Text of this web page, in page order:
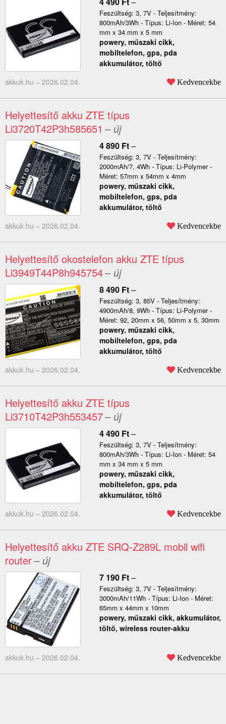
Feszültség: 3, 7V - Teljesítmény:
800mAh/3Wh - Típus: Li-Ion - Méret: 54
mm x 34 mm x 5 mm
powery, műszaki cikk,
mobiltelefon, gps, pda
akkumulátor, töltő
akkuk.hu – 2026.02.04. Kedvencekbe
Helyettesítő akku ZTE típus
Li3720T42P3h585651 – új
4 890 Ft–
Feszültség: 3, 7V - Teljesítmény:
2000mAh/7, 4Wh - Típus: Li-Polymer -
Méret: 57mm x 54mm x 4mm
powery, műszaki cikk,
mobiltelefon, gps, pda
akkumulátor, töltő
akkuk.hu – 2026.02.04. Kedvencekbe
Helyettesítő okostelefon akku ZTE típus
Li3949T44P8h945754– új
8 490 Ft–
Feszültség: 3, 85V - Teljesítmény:
4900mAh/8, 9Wh - Típus: Li-Polymer -
Méret: 92, 20mm x 56, 50mm x 5, 30mm
powery, műszaki cikk,
mobiltelefon, gps, pda
akkumulátor, töltő
akkuk.hu – 2026.02.04. Kedvencekbe
Helyettesítő akku ZTE típus
Li3710T42P3h553457– új
4 490 Ft–
Feszültség: 3, 7V - Teljesítmény:
800mAh/3Wh - Típus: Li-Ion - Méret: 54
mm x 34 mm x 5 mm
powery, műszaki cikk,
mobiltelefon, gps, pda
akkumulátor, töltő
akkuk.hu – 2026.02.04. Kedvencekbe
Helyettesítő akku ZTE SRQ-Z289L mobil wifi
router– új
7 190 Ft–
Feszültség: 3, 7V - Teljesítmény:
3000mAh/11Wh - Típus: Li-Ion - Méret:
65mm x 44mm x 10mm
powery, műszaki cikk, akkumulátor,
töltő, wireless router-akku
akkuk.hu – 2026.02.04. Kedvencekbe